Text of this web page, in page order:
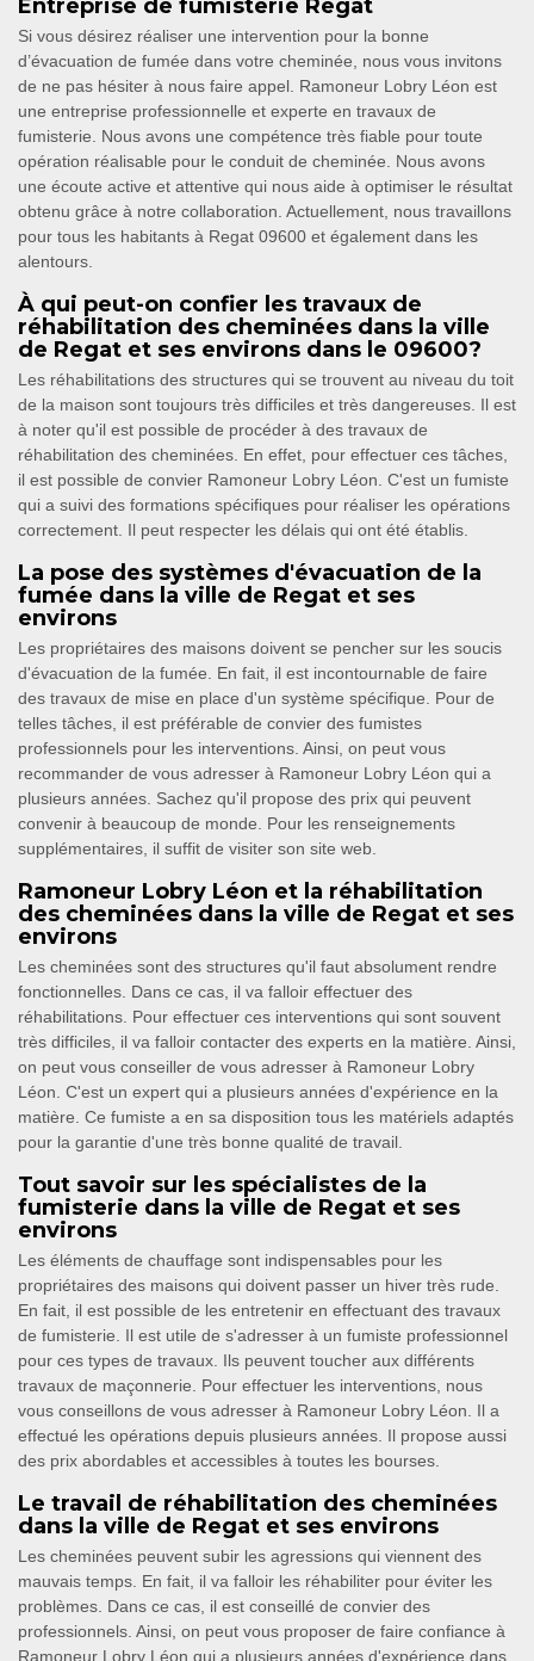
Entreprise de fumisterie Regat
Si vous désirez réaliser une intervention pour la bonne
d’évacuation de fumée dans votre cheminée, nous vous invitons
de ne pas hésiter à nous faire appel. Ramoneur Lobry Léon est
une entreprise professionnelle et experte en travaux de
fumisterie. Nous avons une compétence très fiable pour toute
opération réalisable pour le conduit de cheminée. Nous avons
une écoute active et attentive qui nous aide à optimiser le résultat
obtenu grâce à notre collaboration. Actuellement, nous travaillons
pour tous les habitants à Regat 09600 et également dans les
alentours.
À qui peut-on confier les travaux de
réhabilitation des cheminées dans la ville
de Regat et ses environs dans le 09600?
Les réhabilitations des structures qui se trouvent au niveau du toit
de la maison sont toujours très difficiles et très dangereuses. Il est
à noter qu'il est possible de procéder à des travaux de
réhabilitation des cheminées. En effet, pour effectuer ces tâches,
il est possible de convier Ramoneur Lobry Léon. C'est un fumiste
qui a suivi des formations spécifiques pour réaliser les opérations
correctement. Il peut respecter les délais qui ont été établis.
La pose des systèmes d'évacuation de la
fumée dans la ville de Regat et ses
environs
Les propriétaires des maisons doivent se pencher sur les soucis
d'évacuation de la fumée. En fait, il est incontournable de faire
des travaux de mise en place d'un système spécifique. Pour de
telles tâches, il est préférable de convier des fumistes
professionnels pour les interventions. Ainsi, on peut vous
recommander de vous adresser à Ramoneur Lobry Léon qui a
plusieurs années. Sachez qu'il propose des prix qui peuvent
convenir à beaucoup de monde. Pour les renseignements
supplémentaires, il suffit de visiter son site web.
Ramoneur Lobry Léon et la réhabilitation
des cheminées dans la ville de Regat et ses
environs
Les cheminées sont des structures qu'il faut absolument rendre
fonctionnelles. Dans ce cas, il va falloir effectuer des
réhabilitations. Pour effectuer ces interventions qui sont souvent
très difficiles, il va falloir contacter des experts en la matière. Ainsi,
on peut vous conseiller de vous adresser à Ramoneur Lobry
Léon. C'est un expert qui a plusieurs années d'expérience en la
matière. Ce fumiste a en sa disposition tous les matériels adaptés
pour la garantie d'une très bonne qualité de travail.
Tout savoir sur les spécialistes de la
fumisterie dans la ville de Regat et ses
environs
Les éléments de chauffage sont indispensables pour les
propriétaires des maisons qui doivent passer un hiver très rude.
En fait, il est possible de les entretenir en effectuant des travaux
de fumisterie. Il est utile de s'adresser à un fumiste professionnel
pour ces types de travaux. Ils peuvent toucher aux différents
travaux de maçonnerie. Pour effectuer les interventions, nous
vous conseillons de vous adresser à Ramoneur Lobry Léon. Il a
effectué les opérations depuis plusieurs années. Il propose aussi
des prix abordables et accessibles à toutes les bourses.
Le travail de réhabilitation des cheminées
dans la ville de Regat et ses environs
Les cheminées peuvent subir les agressions qui viennent des
mauvais temps. En fait, il va falloir les réhabiliter pour éviter les
problèmes. Dans ce cas, il est conseillé de convier des
professionnels. Ainsi, on peut vous proposer de faire confiance à
Ramoneur Lobry Léon qui a plusieurs années d'expérience dans